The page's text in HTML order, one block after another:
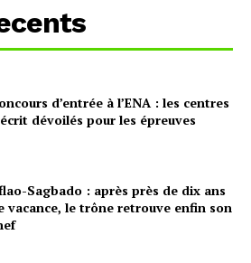
d’entrée à l’ENA : les centres
dévoilés pour les épreuves
Sagbado : après près de dix ans
vacance, le trône retrouve enfin son